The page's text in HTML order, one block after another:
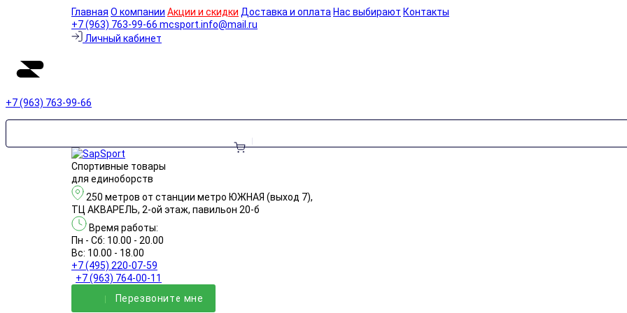
Главная О компании Акции и скидки Доставка и оплата Нас выбирают Контакты
+7 (963) 763-99-66 mcsport.info@mail.ru
Личный кабинет
+7 (963) 763-99-66
Спортивные товары
для единоборств
250 метров от станции метро ЮЖНАЯ (выход 7),
ТЦ АКВАРЕЛЬ, 2-ой этаж, павильон 20-б
Время работы:
Пн - Сб: 10.00 - 20.00
Вс: 10.00 - 18.00
+7 (495) 220-07-59
+7 (963) 764-00-11
Перезвонитe мне